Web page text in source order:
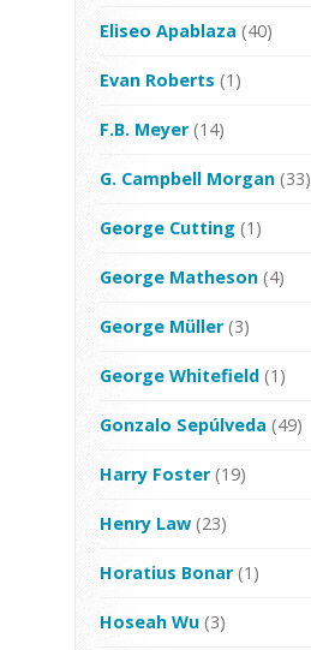
Eliseo Apablaza (40)
Evan Roberts (1)
F.B. Meyer(14)
G. Campbell Morgan (33)
George Cutting (1)
George Matheson (4)
George Müller(3)
George Whitefield (1)
Gonzalo Sepúlveda (49)
Harry Foster(19)
Henry Law (23)
Horatius Bonar(1)
Hoseah Wu (3)